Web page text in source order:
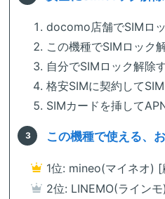
docomo店舗でSIMロ
この機種でSIMロック
自分でSIMロック解除
格安SIMに契約して
SIMカードを挿して
この機種で使える、
1位: mineo(マイネオ) [
2位: LINEMO(ライン